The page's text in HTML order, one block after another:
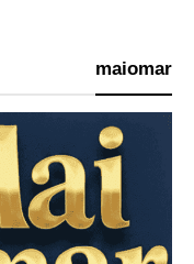
maiomar